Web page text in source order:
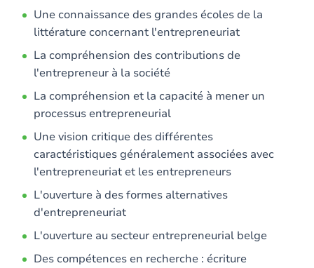
Table des matières
Une connaissance des grandes écoles de la
littérature concernant l'entrepreneuriat
La compréhension des contributions de
l'entrepreneur à la société
La compréhension et la capacité à mener un
processus entrepreneurial
Une vision critique des différentes
caractéristiques généralement associées avec
l'entrepreneuriat et les entrepreneurs
L'ouverture à des formes alternatives
d'entrepreneuriat
L'ouverture au secteur entrepreneurial belge
Des compétences en recherche : écriture